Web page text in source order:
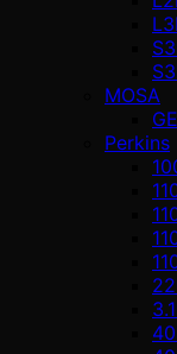
MOSA
Perkins